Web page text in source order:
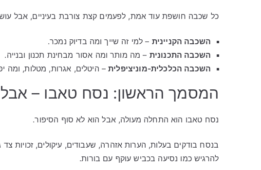
כל שכבה חושפת עוד אמת, לפעמים קצת צורבת בעיניים, אבל
השכבה הקניינית – למי זה שייך ומה בדיוק נמכר.
השכבה התכנונית – מה מותר ומה אסור מבחינת תכנון ובנייה.
השכבה הכלכלית-מוניציפלית– היטלים, אגרות, מטלות, ומה
המסמך הראשון: נסח טאבו –
נסח טאבו הוא התחלה מעולה, אבל הוא לא סוף הסיפור.
בנסח בודקים בעלות, הערות אזהרה, שעבודים, עיקולים, זכויות
להרגיש כמו נסיעה בכביש עוקף עם בורות.